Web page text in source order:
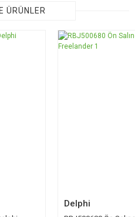
ederiz.
veya görüntülenemiyor.
ÜRÜNLER
Delphi